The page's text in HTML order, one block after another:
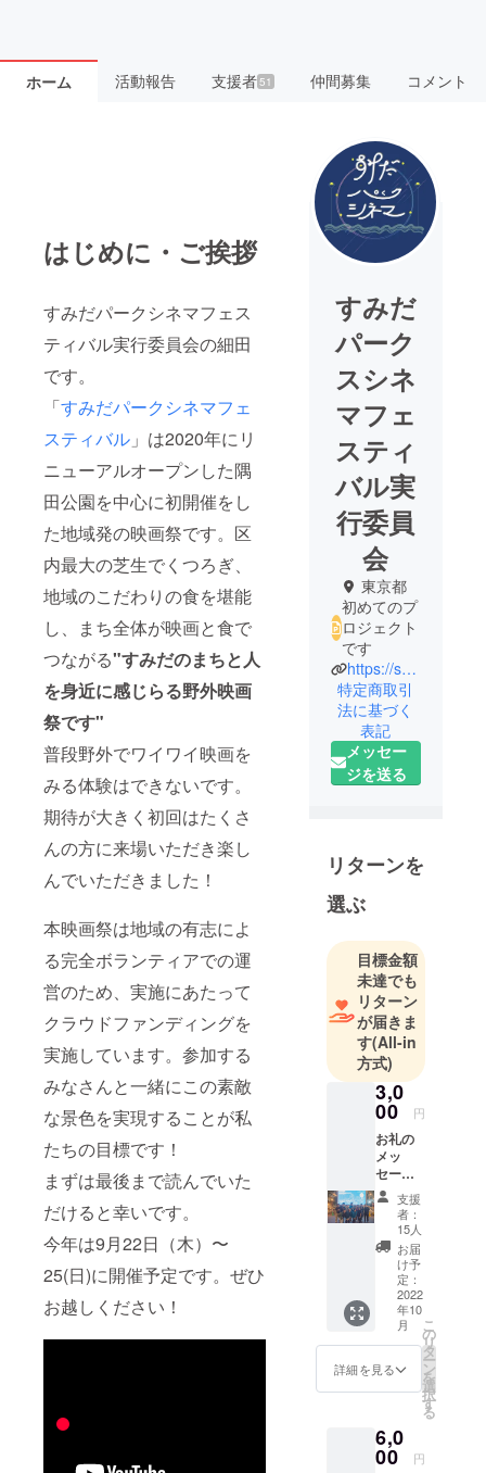
ホーム 活動報告 支援者51 仲間募集 コメント
はじめに・ご挨拶
すみだパークシネマフェス
ティバル実行委員会の細田
です。
「すみだパークシネマフェ
スティバル 」は2020年にリ
ニューアルオープンした隅
田公園を中心に初開催をし
た地域発の映画祭です。区
内最大の芝生でくつろぎ、
地域のこだわりの食を堪能
し、まち全体が映画と食で
つながる"すみだのまちと人
を身近に感じらる野外映画
祭です"
普段野外でワイワイ映画を
みる体験はできないです。
期待が大きく初回はたくさ
んの方に来場いただき楽し
んでいただきました！
本映画祭は地域の有志によ
る完全ボランティアでの運
営のため、実施にあたって
クラウドファンディングを
実施しています。参加する
みなさんと一緒にこの素敵
な景色を実現することが私
たちの目標です！
まずは最後まで読んでいた
だけると幸いです。
今年は9月22日（木）〜
25(日)に開催予定です。ぜひ
お越しください！
すみだ
パーク
スシネ
マフェ
スティ
バル実
行委員
会
東京都
初めてのプ
ロジェクト
です
https://sumidapark-cinema.studio.site/
特定商取引
法に基づく
表記
メッセー
ジを送る
リターンを
選ぶ
目標金額
未達でも
リターン
が届きま
す(All-in
方式)
3,0
00 円
お礼の
メッ
セージ
メール
支援
者：
15人
お届
け予
定：
2022
年10
月
詳細を見る
こ
の
リ
タ
ー
ン
を
選
択
す
る
6,0
00 円